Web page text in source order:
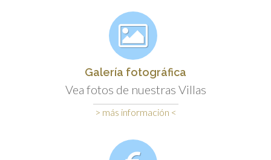
Galería fotográfica
Vea fotos de nuestras Villas
> más información <